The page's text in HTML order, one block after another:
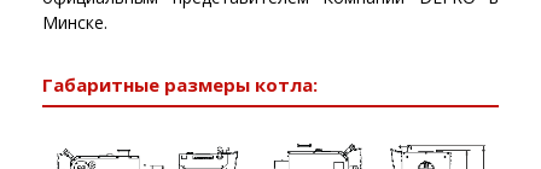
Минске.
Габаритные размеры котла: